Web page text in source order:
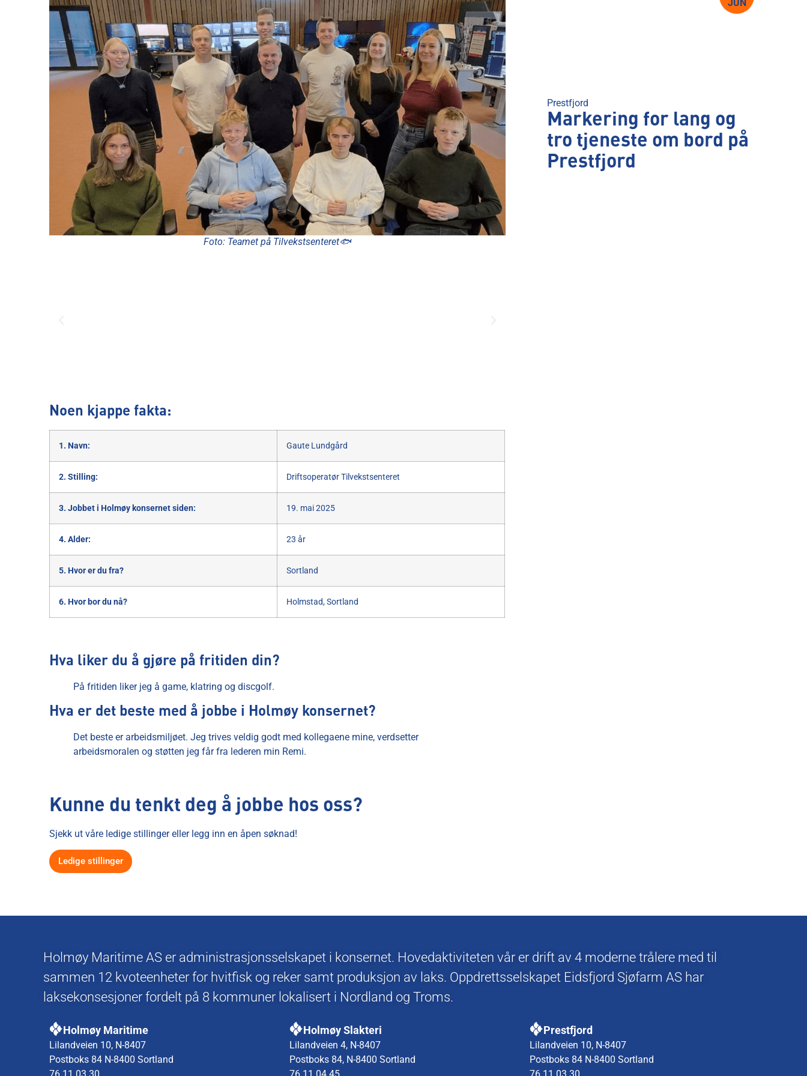
Foto: Teamet på Tilvekstsenteret🐟
Noen kjappe fakta:
1. Navn: Gaute Lundgård
2. Stilling: Driftsoperatør Tilvekstsenteret
3. Jobbet i Holmøy konsernet siden: 19. mai 2025
4. Alder: 23 år
5. Hvor er du fra? Sortland
6. Hvor bor du nå? Holmstad, Sortland
Hva liker du å gjøre på fritiden din?
På fritiden liker jeg å game, klatring og discgolf.
Hva er det beste med å jobbe i Holmøy konsernet?
Det beste er arbeidsmiljøet. Jeg trives veldig godt med kollegaene mine, verdsetter
arbeidsmoralen og støtten jeg får fra lederen min Remi.
Kunne du tenkt deg å jobbe hos oss?
Sjekk ut våre ledige stillinger eller legg inn en åpen søknad!
Ledige stillinger
JUN
Prestfjord
Markering for lang og
tro tjeneste om bord på
Prestfjord
Holmøy Maritime AS er administrasjonsselskapet i konsernet. Hovedaktiviteten vår er drift av 4 moderne trålere med til
sammen 12 kvoteenheter for hvitfisk og reker samt produksjon av laks. Oppdrettsselskapet Eidsfjord Sjøfarm AS har
laksekonsesjoner fordelt på 8 kommuner lokalisert i Nordland og Troms.
Holmøy Maritime
Lilandveien 10, N-8407
Postboks 84 N-8400 Sortland
Holmøy Slakteri
Lilandveien 4, N-8407
Postboks 84, N-8400 Sortland
Prestfjord
Lilandveien 10, N-8407
Postboks 84 N-8400 Sortland